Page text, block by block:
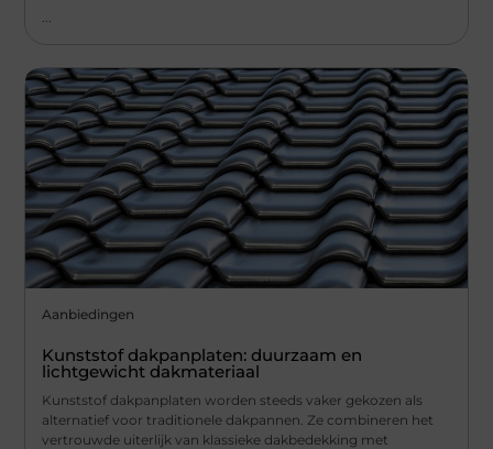
Aanbiedingen
Kunststof dakpanplaten: duurzaam en
lichtgewicht dakmateriaal
Kunststof dakpanplaten worden steeds vaker gekozen als
alternatief voor traditionele dakpannen. Ze combineren het
vertrouwde uiterlijk van klassieke dakbedekking met